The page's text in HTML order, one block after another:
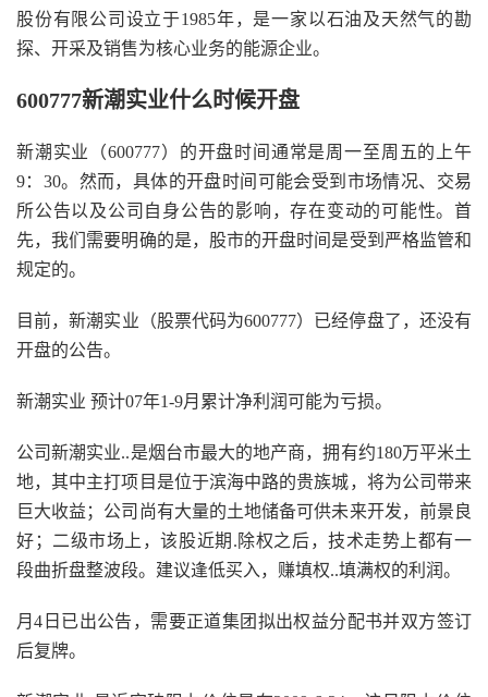
股份有限公司设立于1985年，是一家以石油及天然气的勘
探、开采及销售为核心业务的能源企业。
600777新潮实业什么时候开盘
新潮实业（600777）的开盘时间通常是周一至周五的上午
9：30。然而，具体的开盘时间可能会受到市场情况、交易
所公告以及公司自身公告的影响，存在变动的可能性。首
先，我们需要明确的是，股市的开盘时间是受到严格监管和
规定的。
目前，新潮实业（股票代码为600777）已经停盘了，还没有
开盘的公告。
新潮实业 预计07年1-9月累计净利润可能为亏损。
公司新潮实业..是烟台市最大的地产商，拥有约180万平米土
地，其中主打项目是位于滨海中路的贵族城，将为公司带来
巨大收益；公司尚有大量的土地储备可供未来开发，前景良
好；二级市场上，该股近期.除权之后，技术走势上都有一
段曲折盘整波段。建议逢低买入，赚填权..填满权的利润。
月4日已出公告，需要正道集团拟出权益分配书并双方签订
后复牌。